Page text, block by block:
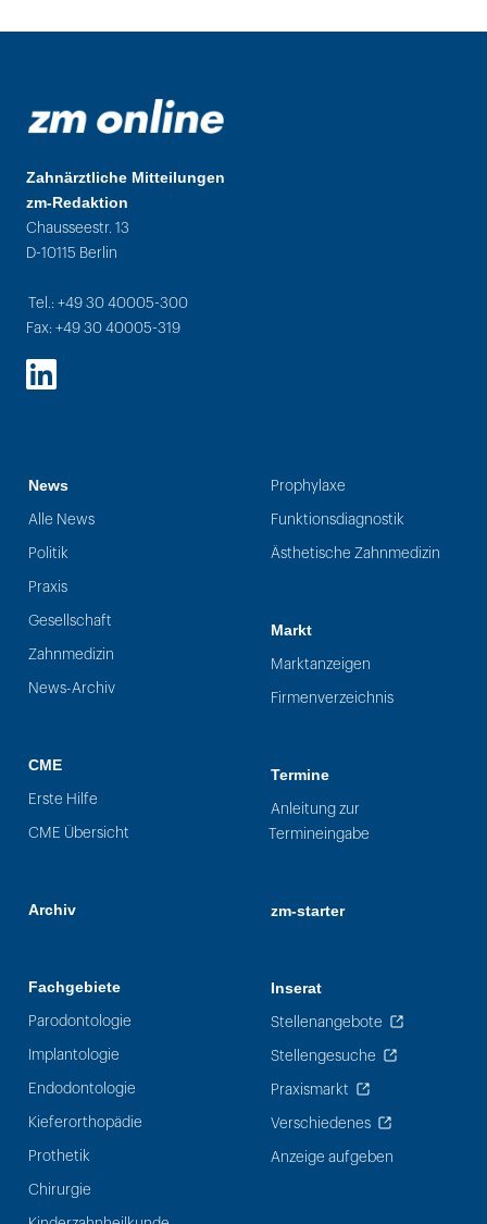
Zahnärztliche Mitteilungen
zm-Redaktion
Chausseestr. 13
D-10115 Berlin
Tel.: +49 30 40005-300
Fax: +49 30 40005-319
LinkedIn
News
Alle News
Politik
Praxis
Gesellschaft
Zahnmedizin
News-Archiv
CME
Erste Hilfe
CME Übersicht
Archiv
Fachgebiete
Parodontologie
Implantologie
Endodontologie
Kieferorthopädie
Prothetik
Chirurgie
Prophylaxe
Funktionsdiagnostik
Ästhetische Zahnmedizin
Markt
Marktanzeigen
Firmenverzeichnis
Termine
Anleitung zur
Termineingabe
zm-starter
Inserat
Stellenangebote
Stellengesuche
Praxismarkt
Verschiedenes
Anzeige aufgeben